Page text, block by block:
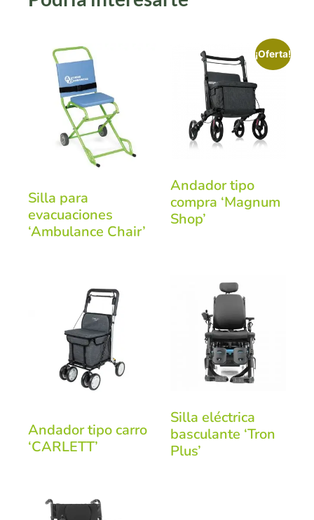
Silla para
evacuaciones
‘Ambulance Chair’
¡Oferta!
Andador tipo
compra ‘Magnum
Shop’
Andador tipo carro
‘CARLETT’
Silla eléctrica
basculante ‘Tron
Plus’